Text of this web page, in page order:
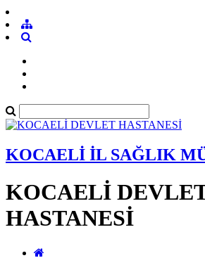
KOCAELİ İL SAĞLIK
KOCAELİ
HASTANESİ